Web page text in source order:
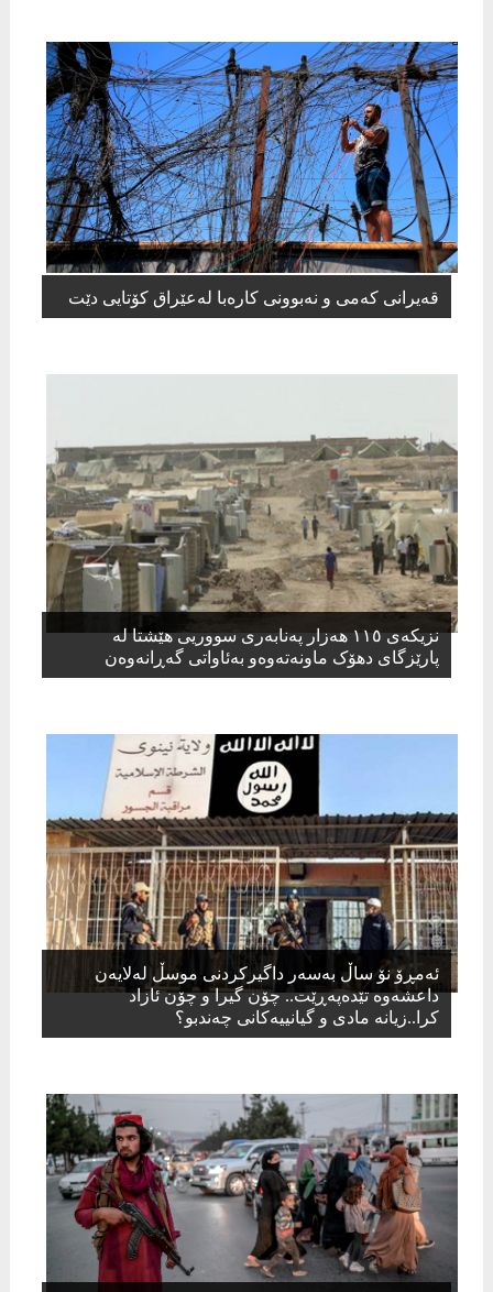
قەیرانی كەمی و نەبوونی كارەبا لەعێراق كۆتایی دێت
نزیکەی ١١٥ ھەزار پەنابەری سووریی ھێشتا لە
پارێزگای دھۆک ماونەتەوەو بەئاواتی گەڕانەوەن
ئەمڕۆ نۆ ساڵ بەسەر داگیركردنی موسڵ لەلایەن
داعشەوە تێدەپەڕێت.. چۆن گیرا و چۆن ئازاد
كرا..زیانە مادی و گیانییەكانی چەندبو؟